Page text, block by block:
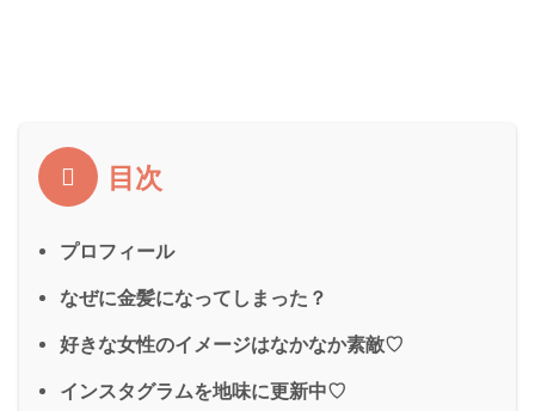
目次
プロフィール
なぜに金髪になってしまった？
好きな女性のイメージはなかなか素敵♡
インスタグラムを地味に更新中♡